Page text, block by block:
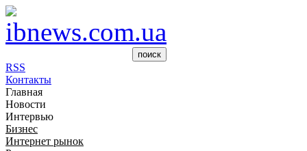
RSS
Контакты
Главная
Новости
Интервью
Бизнес
Интернет рынок